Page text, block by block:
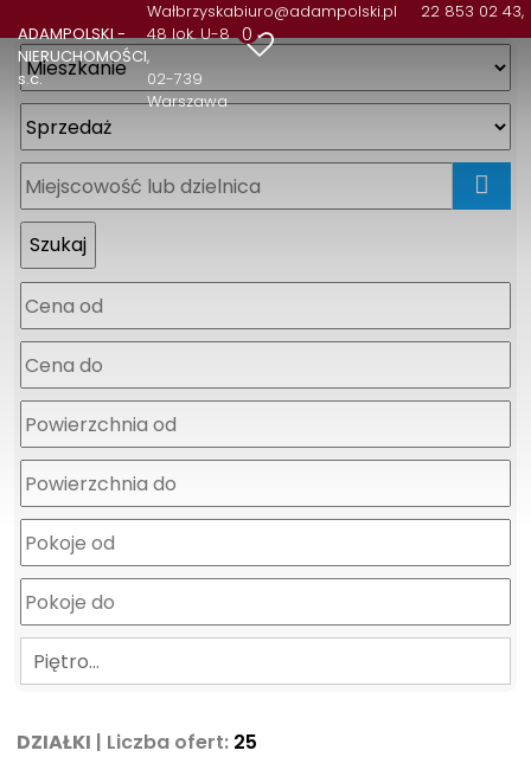
ADAMPOLSKI -
NIERUCHOMOŚCI
s.c.
Wałbrzyska
48 lok. U-8
02-739
Warszawa
biuro@adampolski.pl 22 853 02 43,
0
Piętro…
DZIAŁKI | Liczba ofert: 25